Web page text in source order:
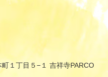
１丁目５−１ 吉祥寺PARCO